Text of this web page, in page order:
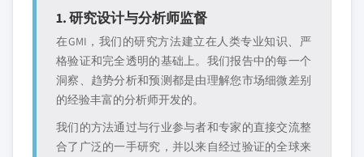
1. 研究设计与分析师监督
在GMI，我们的研究方法建立在人类专业知识、严
格验证和完全透明的基础上。我们报告中的每一个
洞察、趋势分析和预测都是由理解您市场细微差别
的经验丰富的分析师开发的。
我们的方法通过与行业参与者和专家的直接交流整
合了广泛的一手研究，并以来自经过验证的全球来